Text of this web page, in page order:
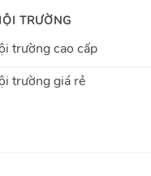
TRƯỜNG
trường cao cấp
trường giá rẻ